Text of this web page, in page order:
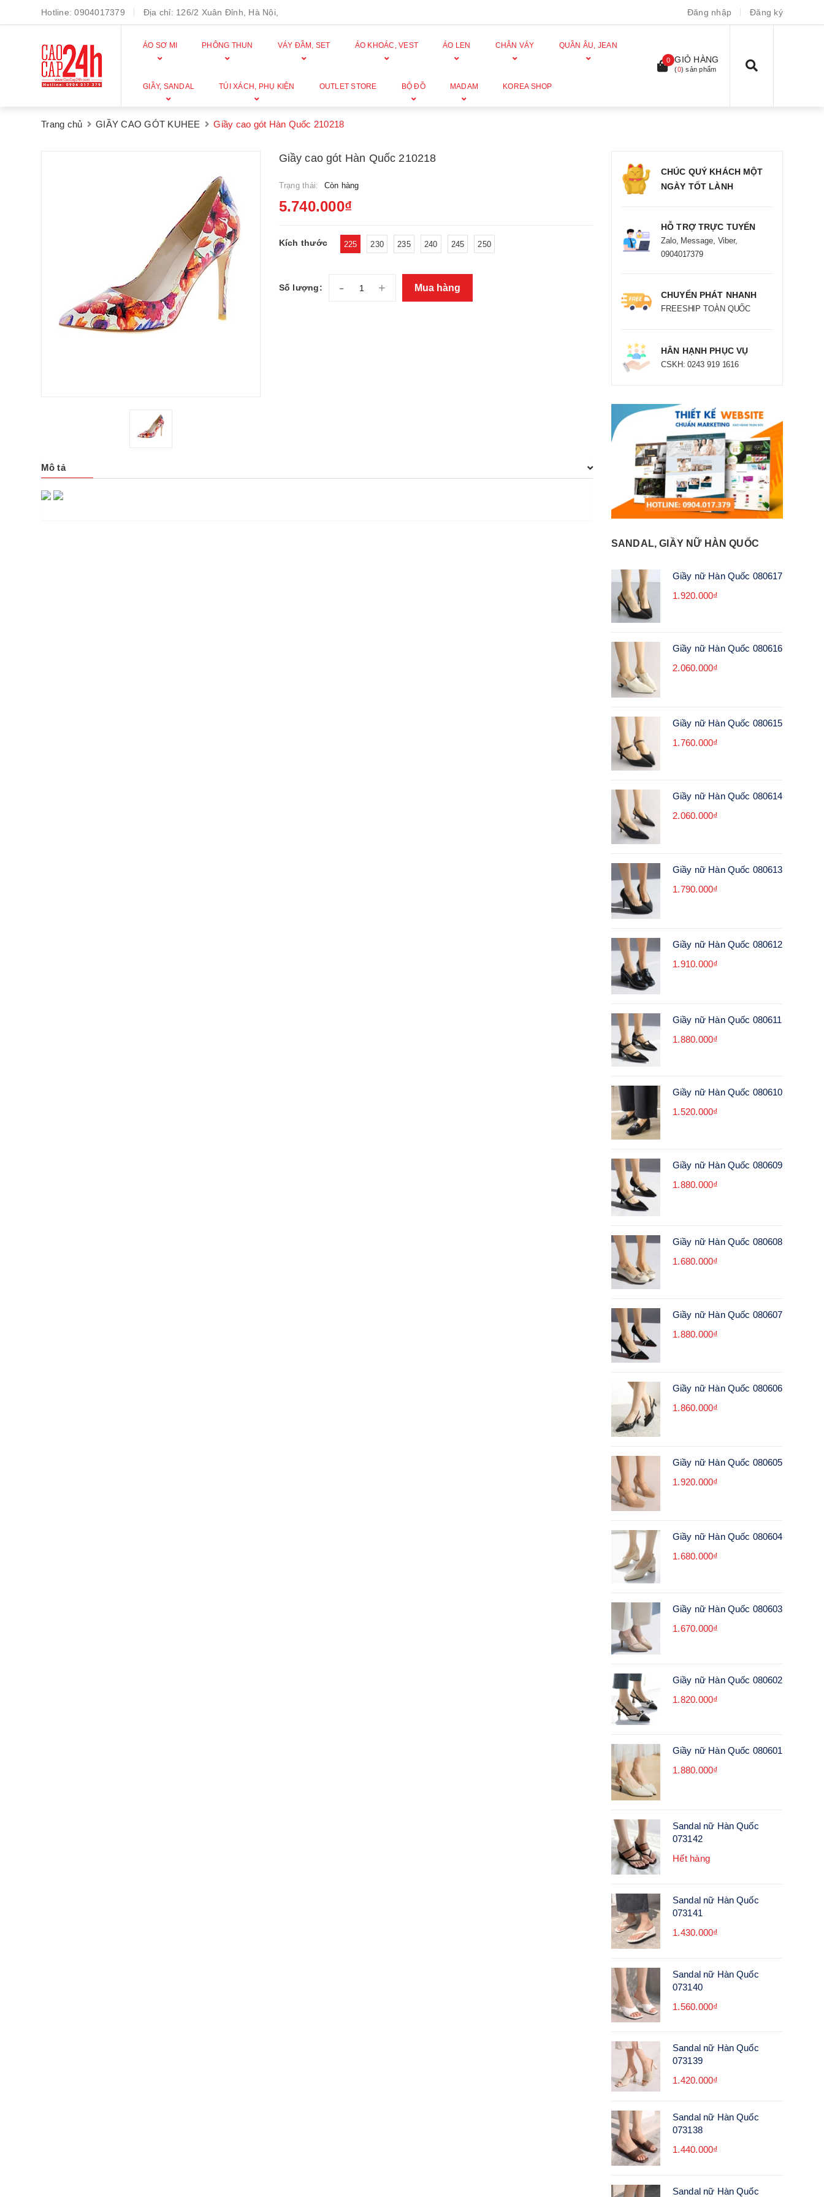
Hotline:0904017379 Địa chỉ: 126/2 Xuân Đỉnh, Hà Nội, Đăng nhập Đăng ký
ÁO SƠ MI PHÔNG THUN VÁY ĐẦM, SET ÁO KHOÁC, VEST ÁO LEN CHÂN VÁY QUẦN ÂU, JEAN
GIẦY, SANDAL TÚI XÁCH, PHỤ KIỆN OUTLET STORE BỘ ĐỒ MADAM KOREA SHOP
0 GIỎ HÀNG
(0) sản phẩm
Trang chủ GIẦY CAO GÓT KUHEE Giầy cao gót Hàn Quốc 210218
Giầy cao gót Hàn Quốc 210218
Trạng thái: Còn hàng
5.740.000₫
Kích thước 225 230 235 240 245 250
Số lượng: - + Mua hàng
Mô tả
CHÚC QUÝ KHÁCH MỘT
NGÀY TỐT LÀNH
HỖ TRỢ TRỰC TUYẾN
Zalo, Message, Viber,
0904017379
CHUYỂN PHÁT NHANH
FREESHIP TOÀN QUỐC
HÂN HẠNH PHỤC VỤ
CSKH: 0243 919 1616
SANDAL, GIẦY NỮ HÀN QUỐC
Giầy nữ Hàn Quốc 080617
1.920.000₫
Giầy nữ Hàn Quốc 080616
2.060.000₫
Giầy nữ Hàn Quốc 080615
1.760.000₫
Giầy nữ Hàn Quốc 080614
2.060.000₫
Giầy nữ Hàn Quốc 080613
1.790.000₫
Giầy nữ Hàn Quốc 080612
1.910.000₫
Giầy nữ Hàn Quốc 080611
1.880.000₫
Giầy nữ Hàn Quốc 080610
1.520.000₫
Giầy nữ Hàn Quốc 080609
1.880.000₫
Giầy nữ Hàn Quốc 080608
1.680.000₫
Giầy nữ Hàn Quốc 080607
1.880.000₫
Giầy nữ Hàn Quốc 080606
1.860.000₫
Giầy nữ Hàn Quốc 080605
1.920.000₫
Giầy nữ Hàn Quốc 080604
1.680.000₫
Giầy nữ Hàn Quốc 080603
1.670.000₫
Giầy nữ Hàn Quốc 080602
1.820.000₫
Giầy nữ Hàn Quốc 080601
1.880.000₫
Sandal nữ Hàn Quốc
073142
Hết hàng
Sandal nữ Hàn Quốc
073141
1.430.000₫
Sandal nữ Hàn Quốc
073140
1.560.000₫
Sandal nữ Hàn Quốc
073139
1.420.000₫
Sandal nữ Hàn Quốc
073138
1.440.000₫
Sandal nữ Hàn Quốc